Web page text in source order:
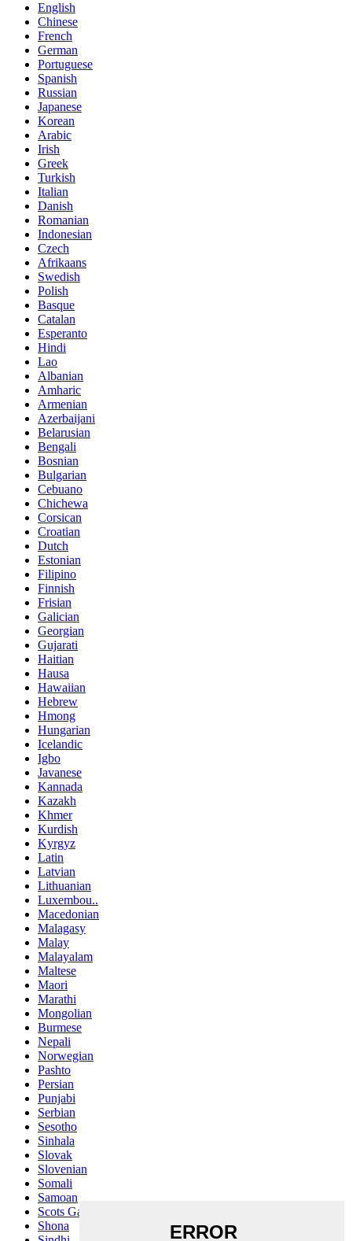
English
Chinese
French
German
Portuguese
Spanish
Russian
Japanese
Korean
Arabic
Irish
Greek
Turkish
Italian
Danish
Romanian
Indonesian
Czech
Afrikaans
Swedish
Polish
Basque
Catalan
Esperanto
Hindi
Lao
Albanian
Amharic
Armenian
Azerbaijani
Belarusian
Bengali
Bosnian
Bulgarian
Cebuano
Chichewa
Corsican
Croatian
Dutch
Estonian
Filipino
Finnish
Frisian
Galician
Georgian
Gujarati
Haitian
Hausa
Hawaiian
Hebrew
Hmong
Hungarian
Icelandic
Igbo
Javanese
Kannada
Kazakh
Khmer
Kurdish
Kyrgyz
Latin
Latvian
Lithuanian
Luxembou..
Macedonian
Malagasy
Malay
Malayalam
Maltese
Maori
Marathi
Mongolian
Burmese
Nepali
Norwegian
Pashto
Persian
Punjabi
Serbian
Sesotho
Sinhala
Slovak
Slovenian
Somali
Samoan
Scots Gaelic
Shona